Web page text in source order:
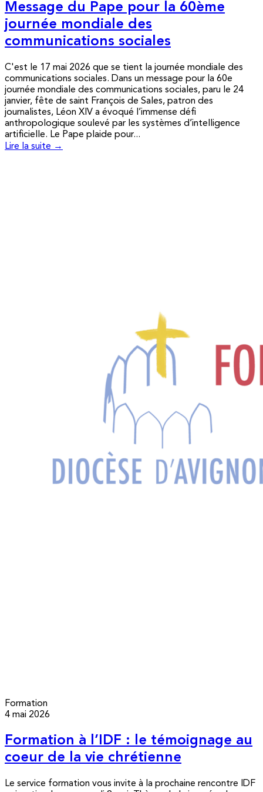
Message du Pape pour la 60ème
journée mondiale des
communications sociales
C'est le 17 mai 2026 que se tient la journée mondiale des
communications sociales. Dans un message pour la 60e
journée mondiale des communications sociales, paru le 24
janvier, fête de saint François de Sales, patron des
journalistes, Léon XIV a évoqué l’immense défi
anthropologique soulevé par les systèmes d’intelligence
artificielle. Le Pape plaide pour...
Lire la suite →
Formation
4 mai 2026
Formation à l’IDF : le témoignage au
coeur de la vie chrétienne
Le service formation vous invite à la prochaine rencontre IDF